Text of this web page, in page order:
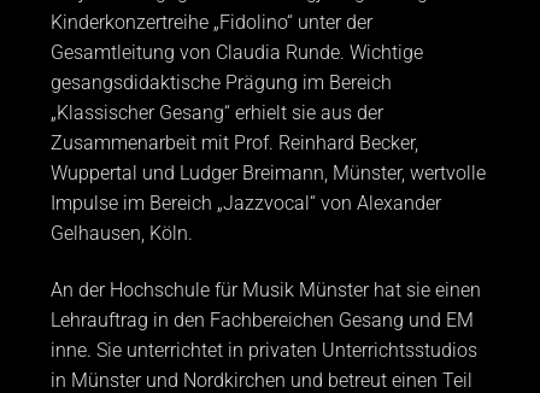
Kinderkonzertreihe „Fidolino“ unter der
Gesamtleitung von Claudia Runde. Wichtige
gesangsdidaktische Prägung im Bereich
„Klassischer Gesang“ erhielt sie aus der
Zusammenarbeit mit Prof. Reinhard Becker,
Wuppertal und Ludger Breimann, Münster, wertvolle
Impulse im Bereich „Jazzvocal“ von Alexander
Gelhausen, Köln.
An der Hochschule für Musik Münster hat sie einen
Lehrauftrag in den Fachbereichen Gesang und EM
inne. Sie unterrichtet in privaten Unterrichtsstudios
in Münster und Nordkirchen und betreut einen Teil